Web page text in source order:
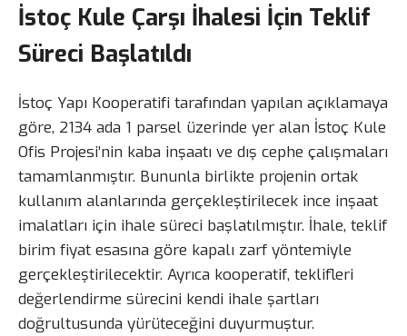
İstoç Kule Çarşı İhalesi İçin Teklif
Süreci Başlatıldı
İstoç Yapı Kooperatifi tarafından yapılan açıklamaya
göre, 2134 ada 1 parsel üzerinde yer alan İstoç Kule
Ofis Projesi’nin kaba inşaatı ve dış cephe çalışmaları
tamamlanmıştır. Bununla birlikte projenin ortak
kullanım alanlarında gerçekleştirilecek ince inşaat
imalatları için ihale süreci başlatılmıştır. İhale, teklif
birim fiyat esasına göre kapalı zarf yöntemiyle
gerçekleştirilecektir. Ayrıca kooperatif, teklifleri
değerlendirme sürecini kendi ihale şartları
doğrultusunda yürüteceğini duyurmuştur.